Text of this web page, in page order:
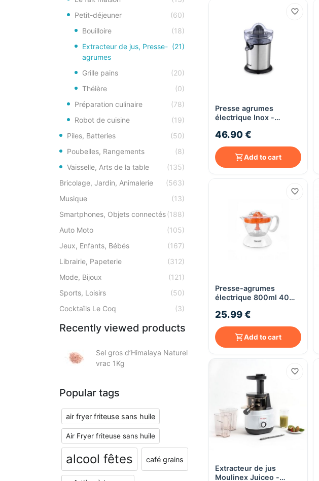
Petit-déjeuner
(60)
Bouilloire
(18)
Extracteur de jus, Presse-
agrumes
(21)
Grille pains
(20)
Théière
(0)
Préparation culinaire
(78)
Robot de cuisine
(19)
Piles, Batteries
(50)
Poubelles, Rangements
(8)
Vaisselle, Arts de la table
(135)
Bricolage, Jardin, Animalerie
(563)
Musique
(13)
Smartphones, Objets connectés(188)
Auto Moto
(105)
Jeux, Enfants, Bébés
(167)
Librairie, Papeterie
(312)
Mode, Bijoux
(121)
Sports, Loisirs
(50)
Cocktaïls Le Coq
(3)
Recently viewed products
Sel gros d’Himalaya Naturel
vrac 1Kg
Popular tags
air fryer friteuse sans huile
Air Fryer friteuse sans huile
alcool fêtes café grains
Quick View
Presse agrumes
électrique Inox -
46.90 €
Add to cart
Quick View
Presse-agrumes
électrique 800ml 40W
Firstpress
25.99 €
Add to cart
Quick View
Extracteur de jus
Moulinex Juiceo -